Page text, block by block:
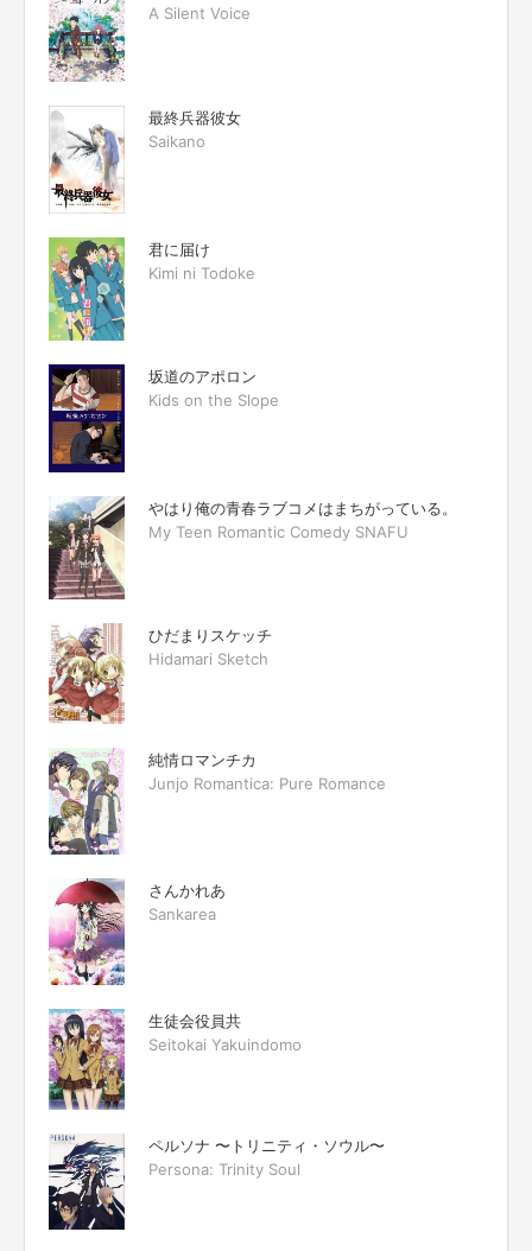
A Silent Voice
最終兵器彼女
Saikano
君に届け
Kimi ni Todoke
坂道のアポロン
Kids on the Slope
やはり俺の青春ラブコメはまちがっている。
My Teen Romantic Comedy SNAFU
ひだまりスケッチ
Hidamari Sketch
純情ロマンチカ
Junjo Romantica: Pure Romance
さんかれあ
Sankarea
生徒会役員共
Seitokai Yakuindomo
ペルソナ 〜トリニティ・ソウル〜
Persona: Trinity Soul